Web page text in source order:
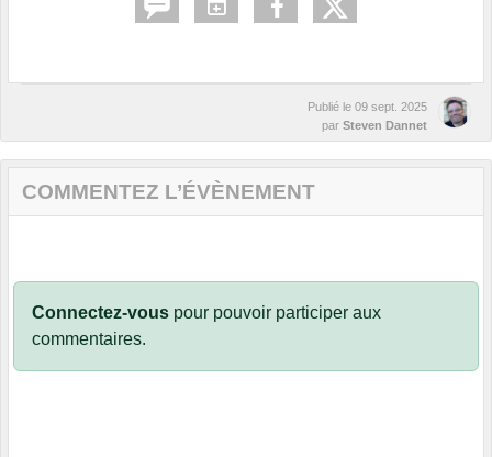
Publié le 09 sept. 2025
par Steven Dannet
COMMENTEZ L’ÉVÈNEMENT
Connectez-vous pour pouvoir participer aux
commentaires.